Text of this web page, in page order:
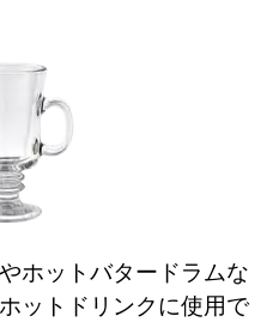
ホットバタードラムな
ットドリンクに使用で